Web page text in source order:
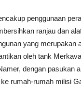
penggunaan
ranjau dan
yang merupakan
oleh tank
dengan pasukan
rumah-rumah milisi